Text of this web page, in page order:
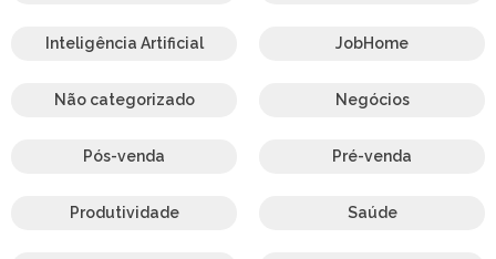
Inteligência Artificial JobHome
Não categorizado Negócios
Pós-venda Pré-venda
Produtividade Saúde